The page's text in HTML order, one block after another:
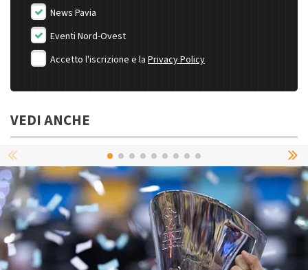
News Pavia
Eventi Nord-Ovest
Accetto l'iscrizione e la Privacy Policy
VEDI ANCHE